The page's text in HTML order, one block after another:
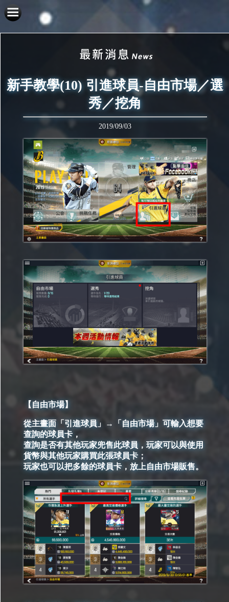
新手教學(10) 引進球員-自由市場／選
秀／挖角
2019/09/03
【自由市場】
從主畫面「引進球員」→「自由市場」可輸入想要
查詢的球員卡，
查詢是否有其他玩家兜售此球員，玩家可以與使用
貨幣與其他玩家購買此張球員卡；
玩家也可以把多餘的球員卡，放上自由市場販售。